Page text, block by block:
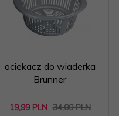
ociekacz do wiaderka
Brunner
19,99 PLN 34,00 PLN